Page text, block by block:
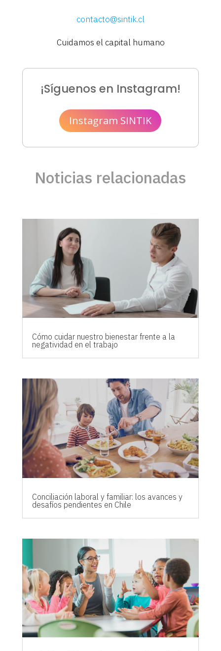
contacto@sintik.cl
Cuidamos el capital humano
¡Síguenos en Instagram!
Instagram SINTIK
Noticias relacionadas
Cómo cuidar nuestro bienestar frente a la
negatividad en el trabajo
Conciliación laboral y familiar: los avances y
desafíos pendientes en Chile